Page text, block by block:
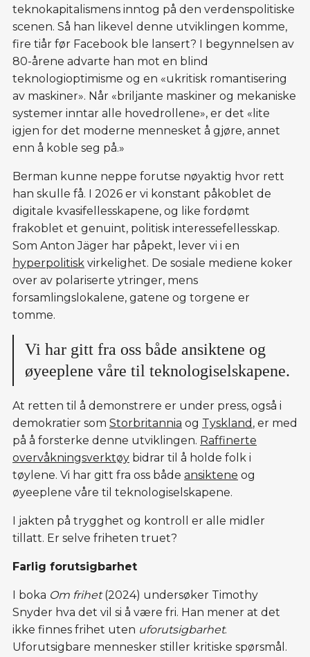
teknokapitalismens inntog på den verdenspolitiske
scenen. Så han likevel denne utviklingen komme,
fire tiår før Facebook ble lansert? I begynnelsen av
80-årene advarte han mot en blind
teknologioptimisme og en «ukritisk romantisering
av maskiner». Når «briljante maskiner og mekaniske
systemer inntar alle hovedrollene», er det «lite
igjen for det moderne mennesket å gjøre, annet
enn å koble seg på.»
Berman kunne neppe forutse nøyaktig hvor rett
han skulle få. I 2026 er vi konstant påkoblet de
digitale kvasifellesskapene, og like fordømt
frakoblet et genuint, politisk interessefellesskap.
Som Anton Jäger har påpekt, lever vi i en
hyperpolitisk virkelighet. De sosiale mediene koker
over av polariserte ytringer, mens
forsamlingslokalene, gatene og torgene er
tomme.
Vi har gitt fra oss både ansiktene og
øyeeplene våre til teknologiselskapene.
At retten til å demonstrere er under press, også i
demokratier som Storbritannia og Tyskland , er med
på å forsterke denne utviklingen. Raffinerte
overvåkningsverktøy bidrar til å holde folk i
tøylene. Vi har gitt fra oss både ansiktene og
øyeeplene våre til teknologiselskapene.
I jakten på trygghet og kontroll er alle midler
tillatt. Er selve friheten truet?
Farlig forutsigbarhet
I boka Om frihet(2024) undersøker Timothy
Snyder hva det vil si å være fri. Han mener at det
ikke finnes frihet uten uforutsigbarhet.
Uforutsigbare mennesker stiller kritiske spørsmål.